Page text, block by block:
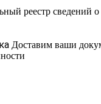
реестр сведений
Доставим ваши